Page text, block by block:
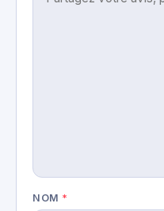
NOM *